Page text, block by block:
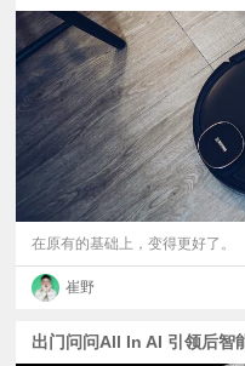
首
页
快
评
测
在原有的基础上，变得更好了。
崔野
出门问问All In AI 引领后智